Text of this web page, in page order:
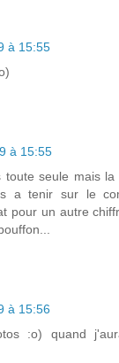
à 15:55
à 15:55
toute seule mais
a tenir sur le
pour un autre
à 15:56
:o) quand